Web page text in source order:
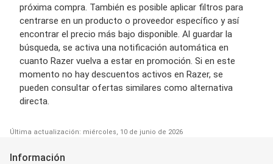
próxima compra. También es posible aplicar filtros para
centrarse en un producto o proveedor específico y así
encontrar el precio más bajo disponible. Al guardar la
búsqueda, se activa una notificación automática en
cuanto Razer vuelva a estar en promoción. Si en este
momento no hay descuentos activos en Razer, se
pueden consultar ofertas similares como alternativa
directa.
Última actualización: miércoles, 10 de junio de 2026
Información